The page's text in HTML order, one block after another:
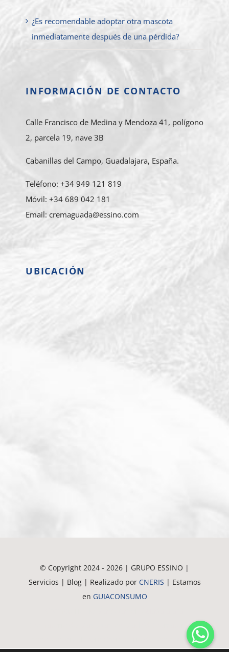
¿Es recomendable adoptar otra mascota
inmediatamente después de una pérdida?
INFORMACIÓN DE CONTACTO
Calle Francisco de Medina y Mendoza 41, polígono
2, parcela 19, nave 3B
Cabanillas del Campo, Guadalajara, España.
Teléfono: +34 949 121 819
Móvil: +34 689 042 181
Email: cremaguada@essino.com
UBICACIÓN
© Copyright 2024 - 2026 | GRUPO ESSINO |
Servicios | Blog | Realizado por CNERIS | Estamos
en GUIACONSUMO
Crematorio de
Crematorio de Mascotas en